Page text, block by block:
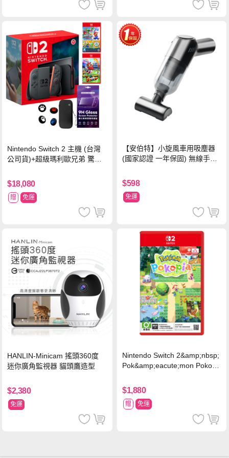
Nintendo Switch 2 主機 (台灣
公司貨)+超級瑪利歐兄弟 驚奇
球 狂熱 中文版
$18,080
贈 免運
【安伯特】小旋風車用吸塵器
(國家認證 一年保固) 無線手持
黑色
$598
免運
HANLIN-Minicam 搖頭360度
迷你廣角監視器 貓頭鷹造型
$2,380
免運
Nintendo Switch 2&amp;nbsp;
Pok&amp;eacute;mon Pokopi
$1,880
贈 免運